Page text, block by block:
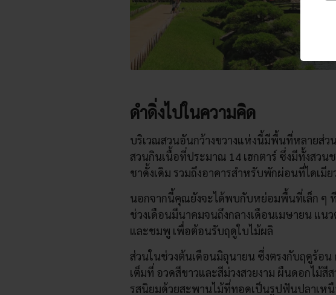
ดำดิ่งไปในความคิด
บริเวณสวนอันกว้างขวางแห่งนี้มีพื้นที่หลายส่ว
สวนกินเนื้อที่ประมาณ 14 เฮกตาร์ ซึ่งมีทั้งสว
ชาดั้งเดิม รวมถึงอาคารสำหรับพักผ่อนที่ไดเ
นอกจากนี้คุณยังจะได้พบกับหย่อมพื้นที่เล็ก ๆ
ช่วงเดือนมีนาคมจนถึงกลางเดือนเมษายน แน
และชมพู เพื่อต้อนรับฤดูใบไม้ผลิ
ส่วนในช่วงต้นเดือนมิถุนายน ซึ่งตรงกับฤดูร้อ
เต็มที่ อวดสีขาวและสีม่วงสวยงาม ผืนดอกไม้สี
รสนิยมด้วยสะพานไม้ที่ทอดเป็นรูปฟันปลาเห